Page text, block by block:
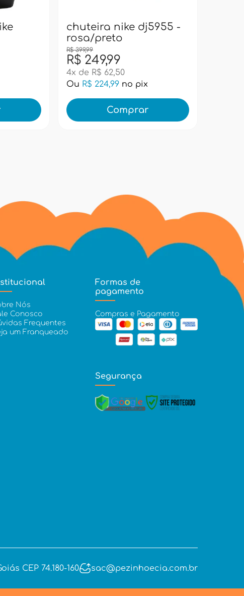
chuteira nike dj5955 -
rosa/preto
R$ 249,99
R$ 399,99
4x de R$ 62,50
Ou R$ 224,99 no pix
Comprar
Nós
Conosco
Frequentes
um Franqueado
Formas de
pagamento
Compras e Pagamento
Segurança
CEP 74.180-160 sac@pezinhoecia.com.br